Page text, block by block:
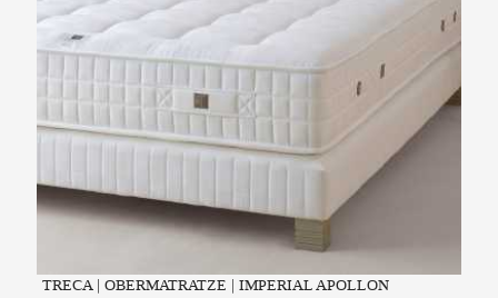
TRECA | OBERMATRATZE | IMPERIAL APOLLON